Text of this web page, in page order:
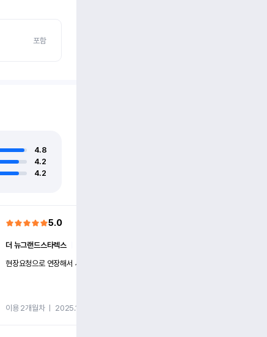
포함
4.8
4.2
4.2
5.0
더 뉴그랜드스타렉스
현장요청으로 연장해서 사용중입니다 만족합니다
이용 2개월차ㅣ 2025.10.25